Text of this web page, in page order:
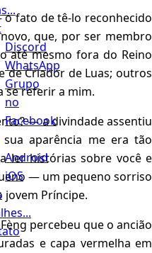
Discord
WhatsApp
Grupo
no
Facebook
Android
iOS
fato de tê-lo reconhecido
que, por ser membro
até mesmo fora do Reino
de Criador de Luas; outros
se referir a mim.
— a divindade assentiu
aparência me era tão
ler histórias sobre você e
— um pequeno sorriso
Príncipe.
percebeu que o ancião
e capa vermelha em